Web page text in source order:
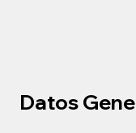
Datos